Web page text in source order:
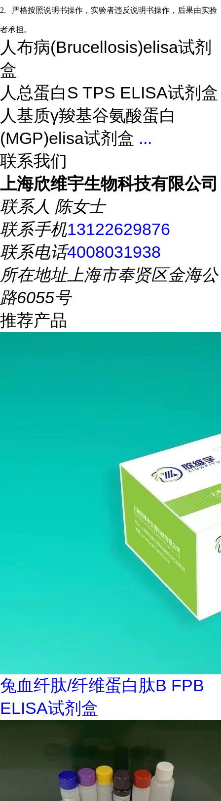
2. 严格按照说明书操作，实验者违反说明书操作，后果由实验
者承担。
人布病(Brucellosis)elisa试剂
盒
人总蛋白S TPS ELISA试剂盒
人基质γ羧基谷氨酸蛋白
(MGP)elisa试剂盒 ...
联系我们
上海欣维宇生物科技有限公司
联系人 陈女士
联系手机13122629876
联系电话4008031938
所在地址上海市奉贤区金海公
路6055号
推荐产品
兔血纤肽/纤维蛋白肽B FPB
ELISA试剂盒